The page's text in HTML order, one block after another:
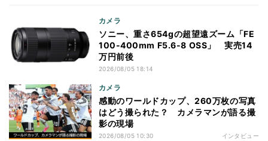
カメラ
ソニー、重さ654gの超望遠ズーム「FE
100-400mm F5.6-8 OSS」 実売14
万円前後
2026/08/05 18:14
カメラ
感動のワールドカップ、260万枚の写真
はどう撮られた？ カメラマンが語る撮
影の現場
2026/08/05 10:30 インタビュー